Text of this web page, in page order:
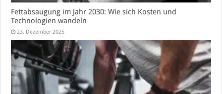
Fettabsaugung im Jahr 2030: Wie sich Kosten und
Technologien wandeln
23. Dezember 2025